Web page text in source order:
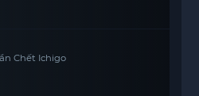
Chết Ichigo